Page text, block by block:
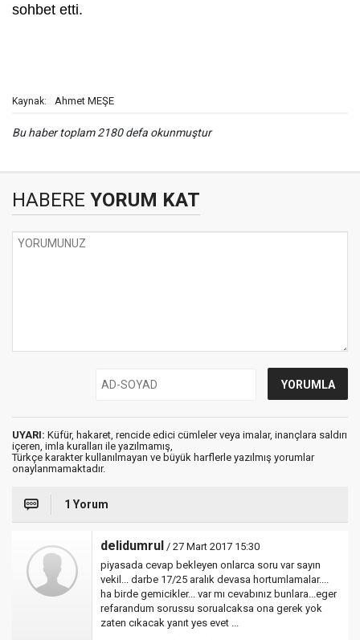
sohbet etti.
Kaynak: Ahmet MEŞE
Bu haber toplam 2180 defa okunmuştur
HABERE YORUM KAT
UYARI: Küfür, hakaret, rencide edici cümleler veya imalar, inançlara saldırı
içeren, imla kuralları ile yazılmamış,
Türkçe karakter kullanılmayan ve büyük harflerle yazılmış yorumlar
onaylanmamaktadır.
1 Yorum
delidumrul / 27 Mart 2017 15:30
piyasada cevap bekleyen onlarca soru var sayın
vekil... darbe 17/25 aralık devasa hortumlamalar....
ha birde gemicikler... var mı cevabınız bunlara...eger
refarandum sorussu sorualcaksa ona gerek yok
zaten cıkacak yanıt yes evet ...